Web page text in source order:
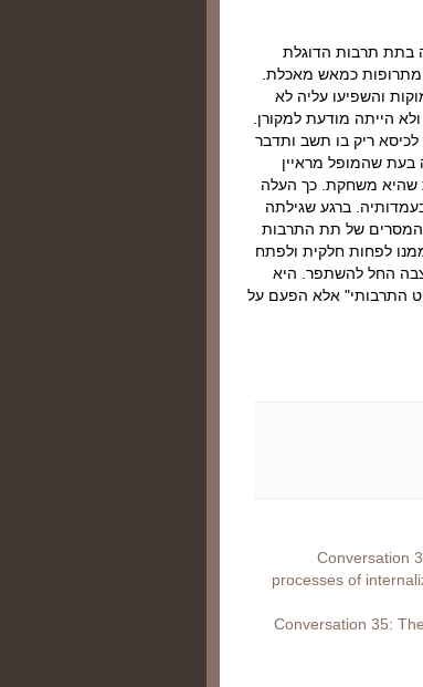
בתת תרבות הדוגלת
כמאש מאכלת.
והשפיעו עליה לא
הייתה מודעת למקורן.
ריק בו תשב ותדבר
שהמופל מראיין
שהיא משחקת. כך העלה
ברגע שגילתה
של תת התרבות
לפחות חלקית ולפתח
החל להשתפר. היא
התרבותי" אלא הפעם על
Conversation
processes of
Conversation 35: